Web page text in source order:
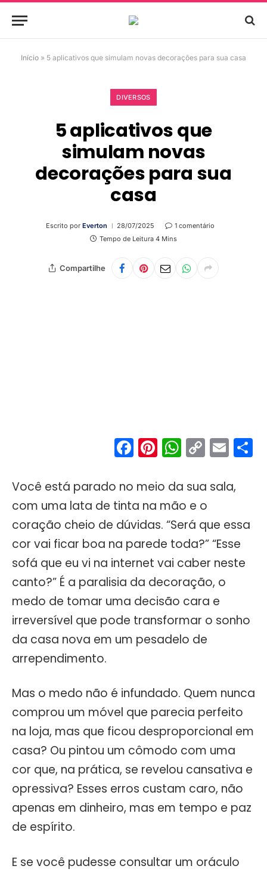
Início » 5 aplicativos que simulam novas decorações para sua casa
DIVERSOS
5 aplicativos que
simulam novas
decorações para sua
casa
Escrito por Everton 28/07/2025
1 comentário
Tempo de Leitura 4 Mins
Compartilhe
Facebook
Pinterest
Copy
Link
Você está parado no meio da sua sala,
com uma lata de tinta na mão e o
coração cheio de dúvidas. “Será que essa
cor vai ficar boa na parede toda?” “Esse
sofá que eu vi na internet vai caber neste
canto?” É a paralisia da decoração, o
medo de tomar uma decisão cara e
irreversível que pode transformar o sonho
da casa nova em um pesadelo de
arrependimento.
Mas o medo não é infundado. Quem nunca
comprou um móvel que parecia perfeito
na loja, mas que ficou desproporcional em
casa? Ou pintou um cômodo com uma
cor que, na prática, se revelou cansativa e
opressiva? Esses erros custam caro, não
apenas em dinheiro, mas em tempo e paz
de espírito.
E se você pudesse consultar um oráculo